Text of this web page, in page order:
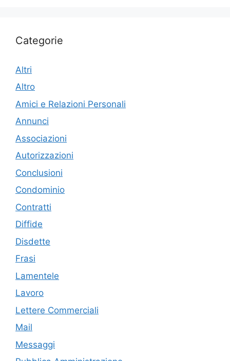
Categorie
Altri
Altro
Amici e Relazioni Personali
Annunci
Associazioni
Autorizzazioni
Conclusioni
Condominio
Contratti
Diffide
Disdette
Frasi
Lamentele
Lavoro
Lettere Commerciali
Mail
Messaggi